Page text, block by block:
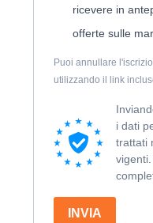
ricevere in
offerte sulle
Puoi annullare
utilizzando il link
i dati
trattati
INVIA